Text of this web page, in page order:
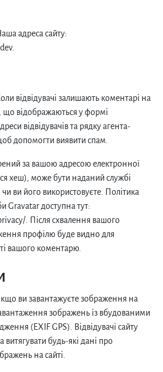
адреса сайту:
відвідувачі залишають коментарі на
що відображаються у формі
відвідувачів та рядку агента-
допомогти виявити спам.
за вашою адресою електронної
хеш), може бути наданий службі
ви його використовуєте. Політика
Gravatar доступна тут:
. Після схвалення вашого
профілю буде видно для
вашого коментарю.
ви завантажуєте зображення на
зображень із вбудованими
(EXIF GPS). Відвідувачі сайту
витягувати будь-які дані про
на сайті.